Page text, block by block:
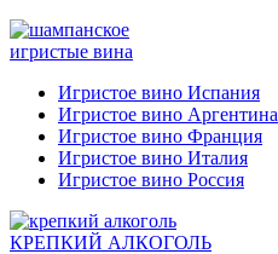
игристые вина
Игристое вино Испания
Игристое вино Аргентина
Игристое вино Франция
Игристое вино Италия
Игристое вино Россия
КРЕПКИЙ АЛКОГОЛЬ